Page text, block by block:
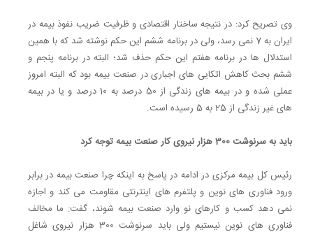
وی تصریح کرد: در نتیجه ساختار اقتصادی و ظرفیت ضریب نفوذ بیمه در
ایران به 7 نمی رسد، ولی در برنامه ششم این حکم نوشته شد که با همین
استدلال ها در برنامه هفتم این حکم حذف شد؛ البته در برنامه پنجم و
ششم بحث کاهش اتکایی های اجباری در صنعت بیمه بود که البته امروز
عملی شده و در بیمه های زندگی از 50 درصد به 10 درصد و یا در بیمه
های غیر زندگی از 25 به 5 رسیده است.
باید به سرنوشت 300 هزار نیروی کار صنعت بیمه توجه کرد
رئیس کل بیمه مرکزی در ادامه در پاسخ به اینکه چرا صنعت بیمه در برابر
ورود فناوری های نوین و پلتفرم های اینترنتی مقاومت می کند و اجازه
نمی دهد کسب و کارهای نو وارد صنعت بیمه شوند، گفت: ما مخالف
فناوری های نوین نیستیم ولی باید سرنوشت 300 هزار نیروی شاغل